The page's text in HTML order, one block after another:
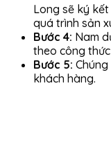
Long sẽ ký
quá trình sản
Bước 4: Nam
theo công
Bước 5:
khách hàng.